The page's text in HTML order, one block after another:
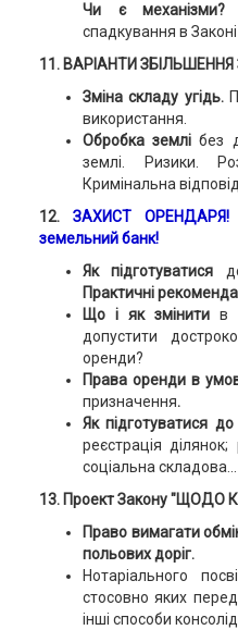
Чи є механізми?
спадкування в
11. ВАРІАНТИ
Зміна складу угідь.
використання.
Обробка землі без
землі. Ризики.
Кримінальна
12.ЗАХИСТ ОРЕНДАРЯ!
земельний банк!
Як підготуватися
Практичні
Що і як змінити в
допустити
оренди?
Права оренди в
призначення.
Як підготуватися до
реєстрація
соціальна складова...
13. Проект Закону "ЩОДО
Право вимагати
польових доріг.
Нотаріального
стосовно яких
інші способи